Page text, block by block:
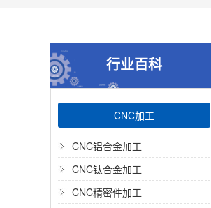
行业百科
CNC加工
CNC铝合金加工
CNC钛合金加工
CNC精密件加工